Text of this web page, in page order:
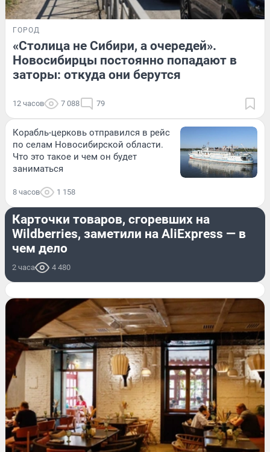
ГОРОД
«Столица не Сибири, а очередей».
Новосибирцы постоянно попадают в
заторы: откуда они берутся
12 часов 7 088 79
Корабль-церковь отправился в рейс
по селам Новосибирской области.
Что это такое и чем он будет
заниматься
8 часов 1 158
БИЗНЕС
Карточки товаров, сгоревших на
Wildberries, заметили на AliExpress — в
чем дело
2 часа 4 480